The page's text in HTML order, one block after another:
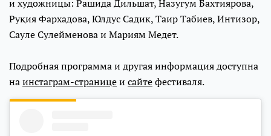
и художницы: Рашида Дильшат, Назугум Бахтиярова,
Руқия Фархадова, Юлдус Садик, Таир Табиев, Интизор,
Сауле Сулейменова и Мариям Медет.
Подробная программа и другая информация доступна
наинстаграм-страницеи сайтефестиваля.